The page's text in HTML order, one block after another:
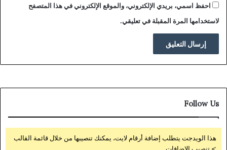
احفظ اسمي، بريدي الإلكتروني، والموقع الإلكتروني في هذا المتصفح
لاستخدامها المرة المقبلة في تعليقي.
Follow Us
هذا الويدجت يتطلب إضافة أرقام لايت، يمكنك تنصيبها من خلال قائمة القالب